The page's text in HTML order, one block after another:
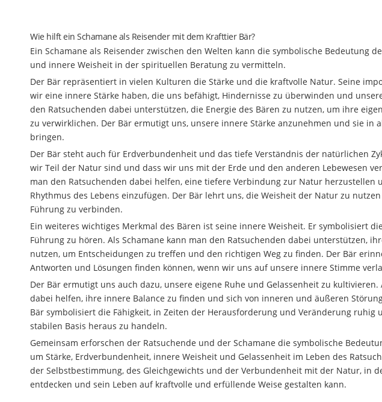
Wie hilft ein Schamane als Reisender mit dem Krafttier Bär?
Ein Schamane als Reisender zwischen den Welten kann die symbolische Bedeutung
und innere Weisheit in der spirituellen Beratung zu vermitteln.
Der Bär repräsentiert in vielen Kulturen die Stärke und die kraftvolle Natur. Seine
wir eine innere Stärke haben, die uns befähigt, Hindernisse zu überwinden und
den Ratsuchenden dabei unterstützen, die Energie des Bären zu nutzen, um ihre
zu verwirklichen. Der Bär ermutigt uns, unsere innere Stärke anzunehmen und sie in
bringen.
Der Bär steht auch für Erdverbundenheit und das tiefe Verständnis der natürlichen
wir Teil der Natur sind und dass wir uns mit der Erde und den anderen Lebewesen
man den Ratsuchenden dabei helfen, eine tiefere Verbindung zur Natur herzustellen
Rhythmus des Lebens einzufügen. Der Bär lehrt uns, die Weisheit der Natur zu
Führung zu verbinden.
Ein weiteres wichtiges Merkmal des Bären ist seine innere Weisheit. Er symbolisiert
Führung zu hören. Als Schamane kann man den Ratsuchenden dabei unterstützen,
nutzen, um Entscheidungen zu treffen und den richtigen Weg zu finden. Der Bär
Antworten und Lösungen finden können, wenn wir uns auf unsere innere Stimme
Der Bär ermutigt uns auch dazu, unsere eigene Ruhe und Gelassenheit zu
dabei helfen, ihre innere Balance zu finden und sich von inneren und äußeren
Bär symbolisiert die Fähigkeit, in Zeiten der Herausforderung und Veränderung ruhig
stabilen Basis heraus zu handeln.
Gemeinsam erforschen der Ratsuchende und der Schamane die symbolische
um Stärke, Erdverbundenheit, innere Weisheit und Gelassenheit im Leben des
der Selbstbestimmung, des Gleichgewichts und der Verbundenheit mit der Natur, in
entdecken und sein Leben auf kraftvolle und erfüllende Weise gestalten kann.